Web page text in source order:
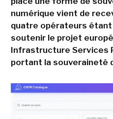
numérique vient de
quatre opérateurs
soutenir le projet
Infrastructure Services
portant la souveraineté